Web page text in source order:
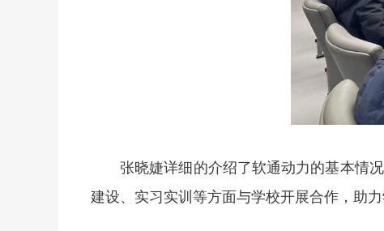
张晓婕详细的介绍了软通动力的基本情
建设、实习实训等方面与学校开展合作 ，助力